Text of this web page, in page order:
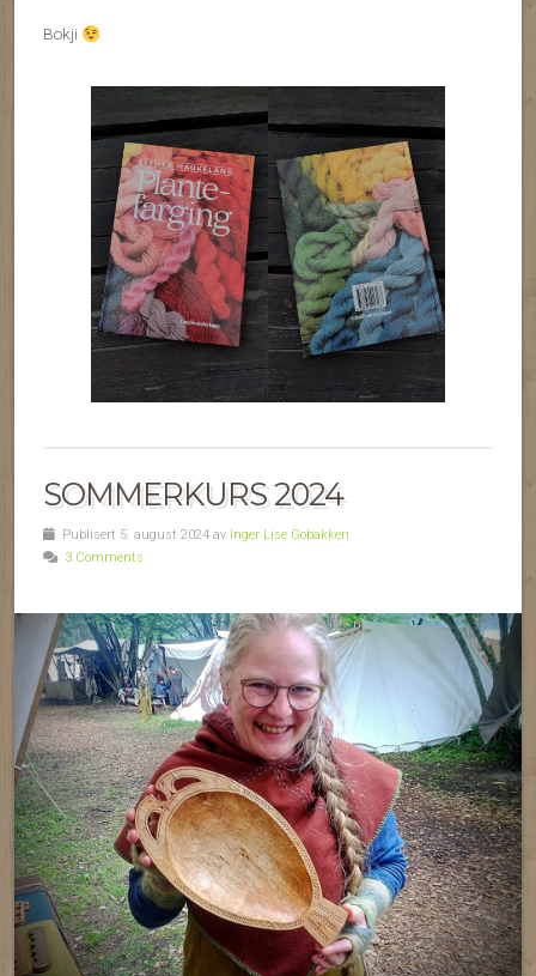
Bokji
SOMMERKURS 2024
Publisert 5. august 2024 av Inger Lise Gobakken
3 Comments